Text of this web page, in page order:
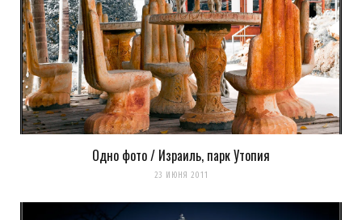
Одно фото / Израиль, парк Утопия
23 ИЮНЯ 2011